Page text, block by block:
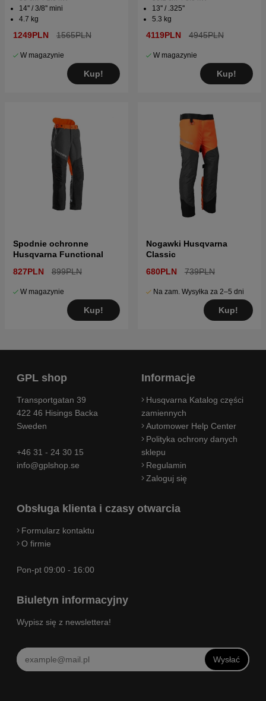
14'' / 3/8'' mini
4.7 kg
1249PLN 1565PLN
W magazynie
Kup!
13'' / .325''
5.3 kg
4119PLN 4945PLN
W magazynie
Kup!
Spodnie ochronne
Husqvarna Functional
827PLN
899PLN
W magazynie
Kup!
Nogawki Husqvarna
Classic
680PLN
739PLN
Na zam. Wysyłka za 2–5 dni
Kup!
GPL shop
Transportgatan 39
422 46 Hisings Backa
Sweden
+46 31 - 24 30 15
info@gplshop.se
Informacje
Husqvarna Katalog części
zamiennych
Automower Help Center
Polityka ochrony danych
sklepu
Regulamin
Zaloguj się
Obsługa klienta i czasy otwarcia
Formularz kontaktu
O firmie
Pon-pt 09:00 - 16:00
Biuletyn informacyjny
Wypisz się z newslettera!
Wysłać